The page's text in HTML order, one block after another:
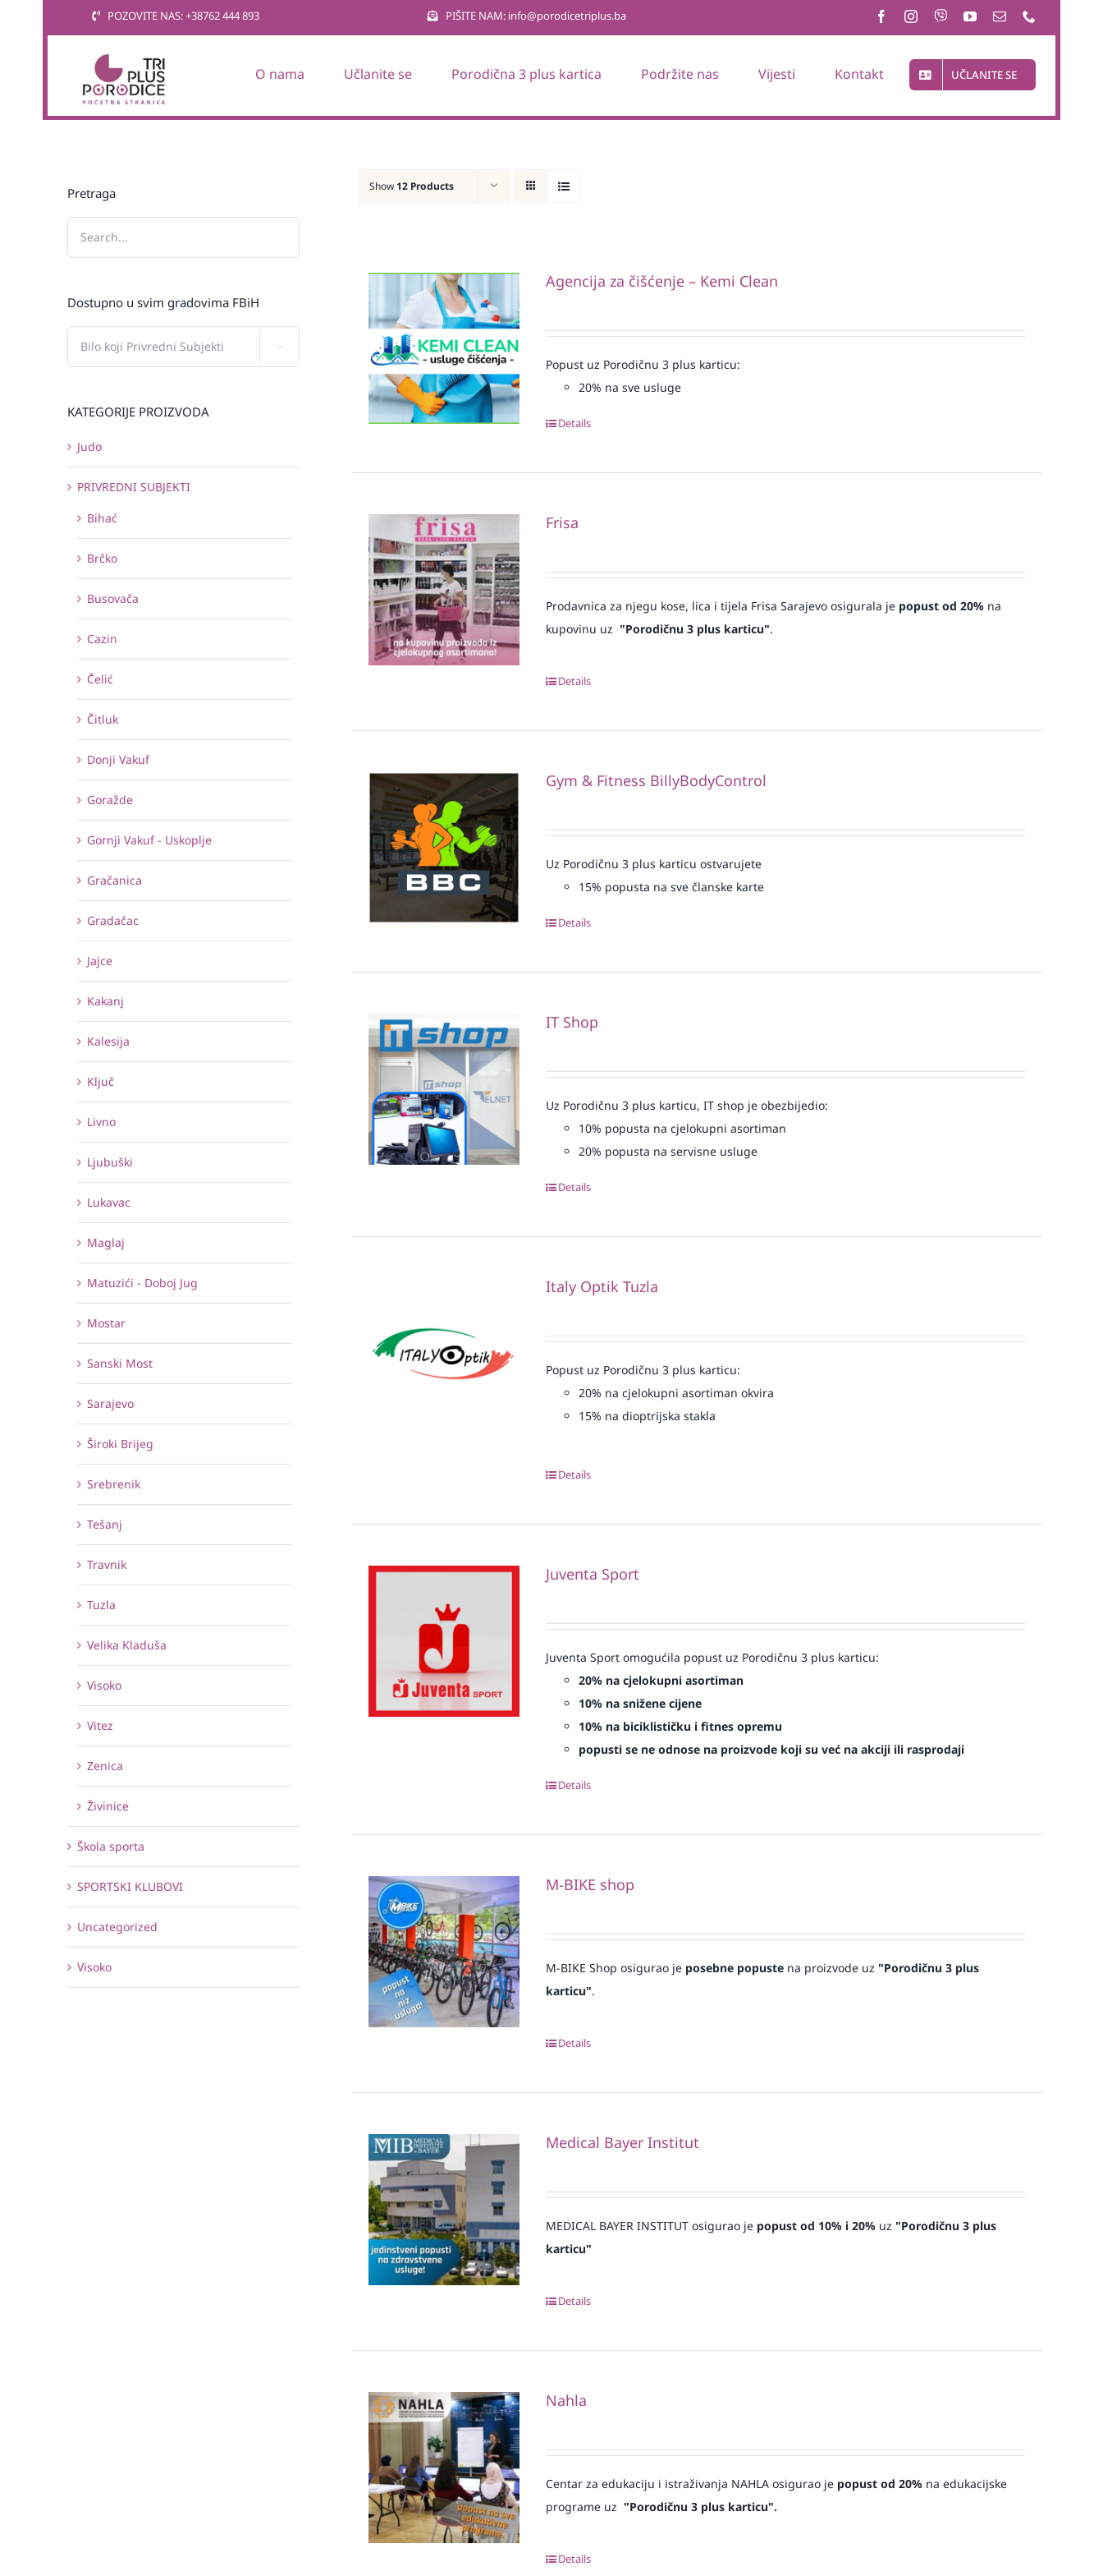
POZOVITE NAS: +38762 444 893 PIŠITE NAM: info@porodicetriplus.ba
O nama Učlanite se Porodična 3 plus kartica Podržite nas Vijesti Kontakt UČLANITE SE
Show 12 Products
Agencija za čišćenje – Kemi Clean
Popust uz Porodičnu 3 plus karticu:
20% na sve usluge
Details
Frisa
Prodavnica za njegu kose, lica i tijela Frisa Sarajevo osigurala je popust od 20%na
kupovinu uz "Porodičnu 3 plus karticu".
Details
Gym & Fitness BillyBodyControl
Uz Porodičnu 3 plus karticu ostvarujete
15% popusta na sve članske karte
Details
IT Shop
Uz Porodičnu 3 plus karticu, IT shop je obezbijedio:
10% popusta na cjelokupni asortiman
20% popusta na servisne usluge
Details
Italy Optik Tuzla
Popust uz Porodičnu 3 plus karticu:
20% na cjelokupni asortiman okvira
15% na dioptrijska stakla
Details
Juventa Sport
Juventa Sport omogućila popust uz Porodičnu 3 plus karticu:
20% na cjelokupni asortiman
10% na snižene cijene
10% na biciklističku i fitnes opremu
popusti se ne odnose na proizvode koji su već na akciji ili rasprodaji
Details
M-BIKE shop
M-BIKE Shop osigurao je posebne popustena proizvode uz "Porodičnu 3 plus
karticu".
Details
Medical Bayer Institut
MEDICAL BAYER INSTITUT osigurao je popust od 10% i 20%uz "Porodičnu 3 plus
karticu"
Details
Nahla
Centar za edukaciju i istraživanja NAHLA osigurao je popust od 20% na edukacijske
programe uz "Porodičnu 3 plus karticu".
Details
Pretraga
Dostupno u svim gradovima FBiH
KATEGORIJE PROIZVODA
Judo
PRIVREDNI SUBJEKTI
Bihać
Brčko
Busovača
Cazin
Čelić
Čitluk
Donji Vakuf
Goražde
Gornji Vakuf - Uskoplje
Gračanica
Gradačac
Jajce
Kakanj
Kalesija
Ključ
Livno
Ljubuški
Lukavac
Maglaj
Matuzići - Doboj Jug
Mostar
Sanski Most
Sarajevo
Široki Brijeg
Srebrenik
Tešanj
Travnik
Tuzla
Velika Kladuša
Visoko
Vitez
Zenica
Živinice
Škola sporta
SPORTSKI KLUBOVI
Uncategorized
Visoko